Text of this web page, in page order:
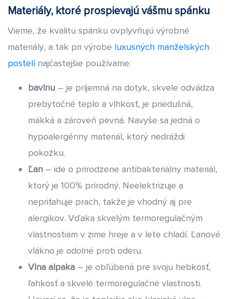
Materiály, ktoré prospievajú vášmu spánku
Vieme, že kvalitu spánku ovplyvňujú výrobné
materiály, a tak pri výrobe luxusných manželských
postelínajčastejšie používame:
bavlnu – je príjemná na dotyk, skvele odvádza
prebytočné teplo a vlhkosť, je priedušná,
mäkká a zároveň pevná. Navyše sa jedná o
hypoalergénny materiál, ktorý nedráždi
pokožku.
Ľan – ide o prirodzene antibakteriálny materiál,
ktorý je 100% prírodný. Neelektrizuje a
nepriťahuje prach, takže je vhodný aj pre
alergikov. Vďaka skvelým termoregulačným
vlastnostiam v zime hreje a v lete chladí. Ľanové
vlákno je odolné proti oderu.
Vlna alpaka – je obľúbená pre svoju hebkosť,
ľahkosť a skvelé termoregulačné vlastnosti.